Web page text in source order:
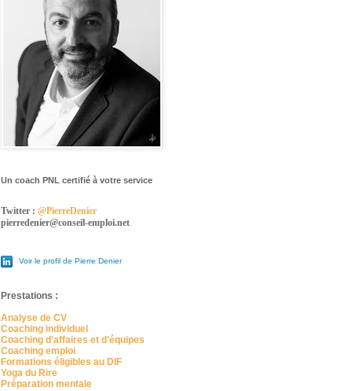
Un coach PNL certifié à votre service
Twitter : @PierreDenier
pierredenier@conseil-emploi.net
Voir le profil de Pierre Denier
Prestations :
Analyse de CV
Coaching individuel
Coaching d'affaires et d'équipes
Coaching emploi
Formations éligibles au DIF
Yoga du Rire
Préparation mentale